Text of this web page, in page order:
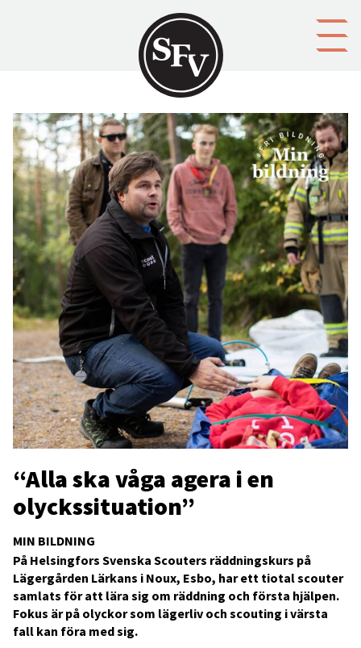
MIN BILDNING
“Alla ska våga agera i en
olyckssituation”
På Helsingfors Svenska Scouters räddningskurs på
Lägergården Lärkans i Noux, Esbo, har ett tiotal scouter
samlats för att lära sig om räddning och första hjälpen.
Fokus är på olyckor som lägerliv och scouting i värsta
fall kan föra med sig.